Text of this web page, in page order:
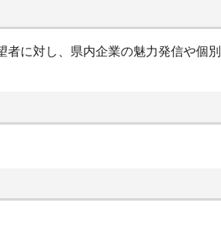
に対し、県内企業の魅力発信や個